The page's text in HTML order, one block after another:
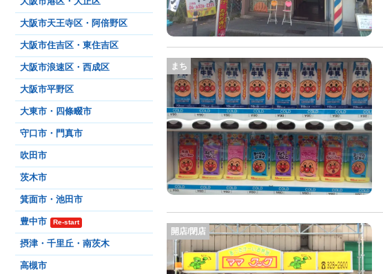
まち
開店/閉店
大阪市天王寺区・阿倍野区
大阪市住吉区・東住吉区
大阪市浪速区・西成区
大阪市平野区
大東市・四條畷市
守口市・門真市
吹田市
茨木市
箕面市・池田市
豊中市 Re-start
摂津・千里丘・南茨木
高槻市